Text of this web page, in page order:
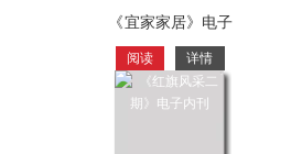
《宜家家居》电子
样本,电子目录,电子
宣传
阅读 详情